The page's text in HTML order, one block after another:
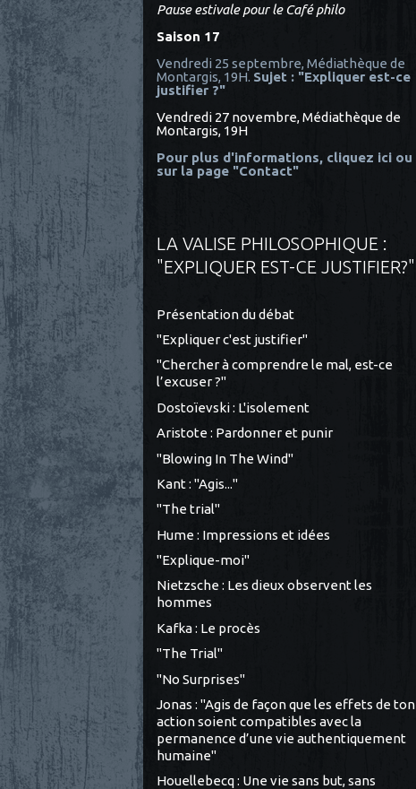
Pause estivale pour le Café philo
Saison 17
Vendredi 25 septembre, Médiathèque de
Montargis, 19H. Sujet : "Expliquer est-ce
justifier ?"
Vendredi 27 novembre, Médiathèque de
Montargis, 19H
Pour plus d'informations, cliquez ici ou
sur la page "Contact"
LA VALISE PHILOSOPHIQUE :
"EXPLIQUER EST-CE JUSTIFIER?"
Présentation du débat
"Expliquer c'est justifier"
"Chercher à comprendre le mal, est-ce
l’excuser ?"
Dostoïevski : L'isolement
Aristote : Pardonner et punir
"Blowing In The Wind"
Kant : "Agis..."
"The trial"
Hume : Impressions et idées
"Explique-moi"
Nietzsche : Les dieux observent les
hommes
Kafka : Le procès
"The Trial"
"No Surprises"
Jonas : "Agis de façon que les effets de ton
action soient compatibles avec la
permanence d’une vie authentiquement
humaine"
Houellebecq : Une vie sans but, sans